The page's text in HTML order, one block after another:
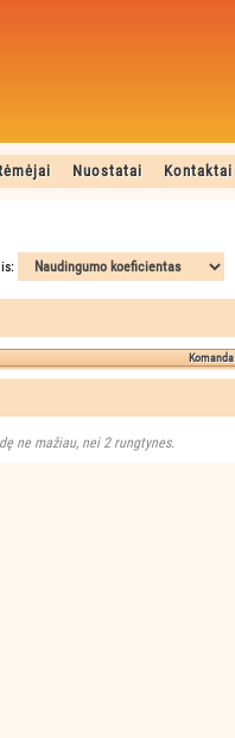
Nuostatai Kontaktai
Komanda
ne mažiau, nei 2 rungtynes.